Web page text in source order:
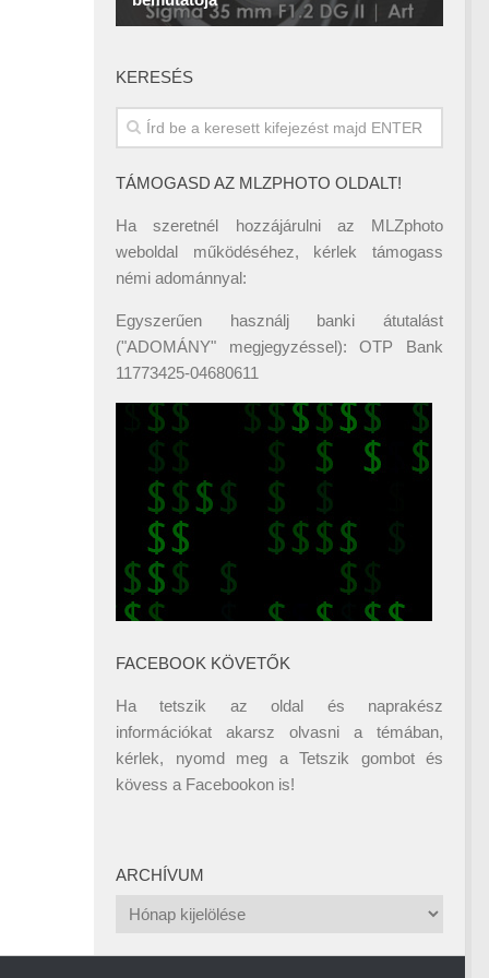
KERESÉS
TÁMOGASD AZ MLZPHOTO OLDALT!
Ha szeretnél hozzájárulni az MLZphoto
weboldal működéséhez, kérlek támogass
némi adománnyal:
Egyszerűen használj banki átutalást
("ADOMÁNY" megjegyzéssel): OTP Bank
11773425-04680611
FACEBOOK KÖVETŐK
Ha tetszik az oldal és naprakész
információkat akarsz olvasni a témában,
kérlek, nyomd meg a Tetszik gombot és
kövess a Facebookon is!
ARCHÍVUM
Archívum